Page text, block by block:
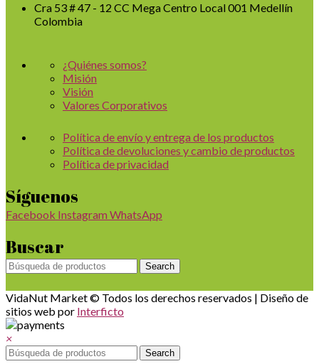
Cra 53 # 47 - 12 CC Mega Centro Local 001 Medellín
Colombia
¿Quiénes somos?
Misión
Visión
Valores Corporativos
Política de envío y entrega de los productos
Política de devoluciones y cambio de productos
Política de privacidad
Síguenos
Facebook Instagram WhatsApp
Buscar
Search
VidaNut Market © Todos los derechos reservados | Diseño de
sitios web por Interficto
×
Search